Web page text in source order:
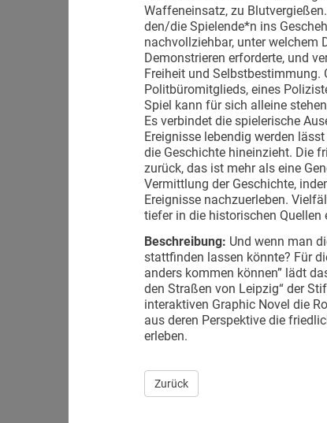
Waffeneinsatz, zu
den/die Spielende*n ins
nachvollziehbar, unter welchem
Demonstrieren erforderte, und
Freiheit und Selbstbestimmung.
Politbüromitglieds, eines
Spiel kann für sich alleine
Es verbindet die spielerische
Ereignisse lebendig werden
die Geschichte hineinzieht. Die
zurück, das ist mehr als eine
Vermittlung der Geschichte,
Ereignisse nachzuerleben.
tiefer in die historischen Quellen
Beschreibung: Und wenn man
stattfinden lassen könnte? Für
anders kommen können” lädt
den Straßen von Leipzig“ der
interaktiven Graphic Novel die
aus deren Perspektive die
erleben.
Zurück